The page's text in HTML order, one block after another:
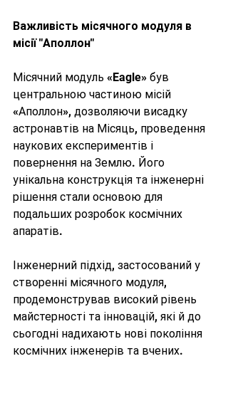
Важливість місячного модуля в
місії "Аполлон"
Місячний модуль «Eagle» був
центральною частиною місій
«Аполлон», дозволяючи висадку
астронавтів на Місяць, проведення
наукових експериментів і
повернення на Землю. Його
унікальна конструкція та інженерні
рішення стали основою для
подальших розробок космічних
апаратів.
Інженерний підхід, застосований у
створенні місячного модуля,
продемонстрував високий рівень
майстерності та інновацій, які й до
сьогодні надихають нові покоління
космічних інженерів та вчених.